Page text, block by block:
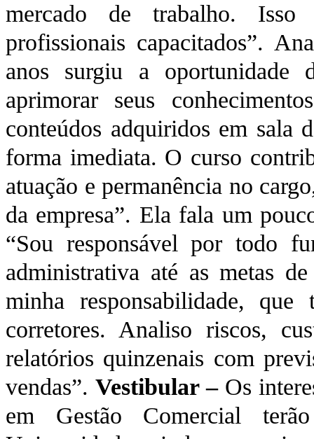
mercado de trabalho. Isso
profissionais capacitados”.
anos surgiu a oportunidade
aprimorar seus
conteúdos adquiridos em sala
forma imediata. O curso
atuação e permanência no
da empresa”. Ela fala um
“Sou responsável por todo
administrativa até as metas
minha responsabilidade, que
corretores. Analiso riscos,
relatórios quinzenais com
vendas”. Vestibular –Os
em Gestão Comercial